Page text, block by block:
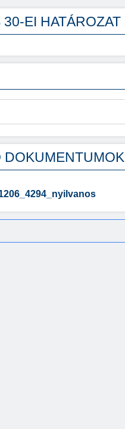
EI HATÁROZAT
DOKUMENTUMOK